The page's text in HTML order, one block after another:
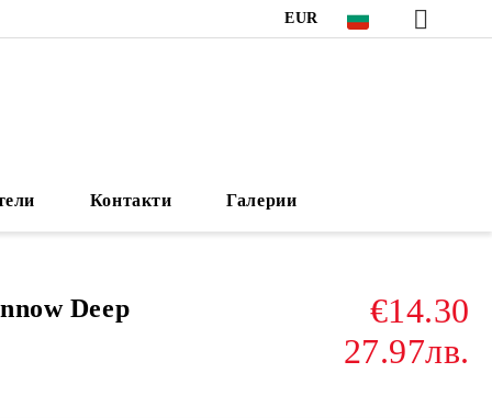
EUR
Контакти Галерии
Deep
€14.30
27.97лв.